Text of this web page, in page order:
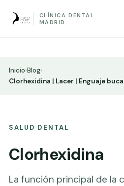
CLÍNICA DENTAL
MADRID
Inicio›Blog›
Clorhexidina | Lacer | Enguaje
SALUD DENTAL
Clorhexidina
La función principal de la